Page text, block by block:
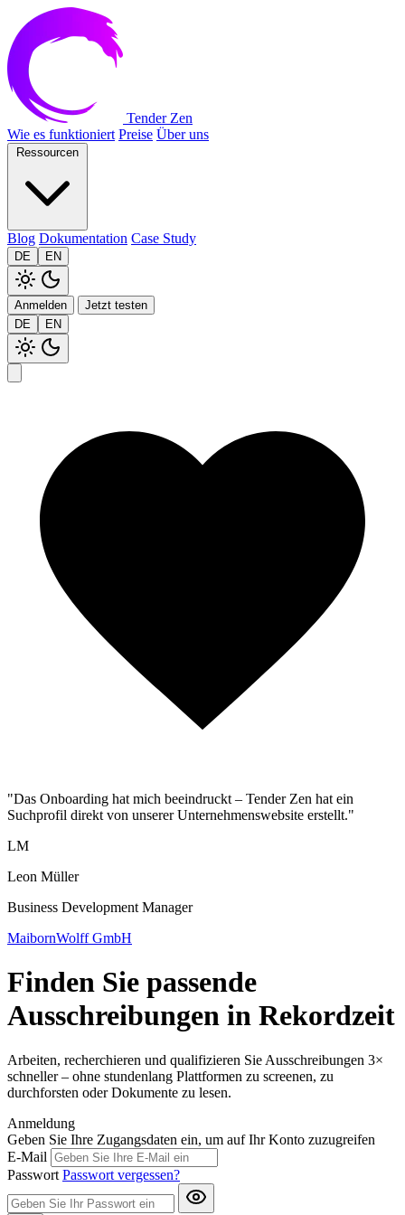
Tender Zen
Wie es funktioniert Preise Über uns
Blog Dokumentation Case Study
DE EN
Anmelden
Jetzt testen
DE
EN
"Das Onboarding hat mich beeindruckt – Tender Zen hat ein
Suchprofil direkt von unserer Unternehmenswebsite erstellt."
LM
Leon Müller
Business Development Manager
MaibornWolff GmbH
Finden Sie passende
Ausschreibungen in Rekordzeit
Arbeiten, recherchieren und qualifizieren Sie Ausschreibungen 3×
schneller – ohne stundenlang Plattformen zu screenen, zu
durchforsten oder Dokumente zu lesen.
Anmeldung
Geben Sie Ihre Zugangsdaten ein, um auf Ihr Konto zuzugreifen
E-Mail
Passwort Passwort vergessen?